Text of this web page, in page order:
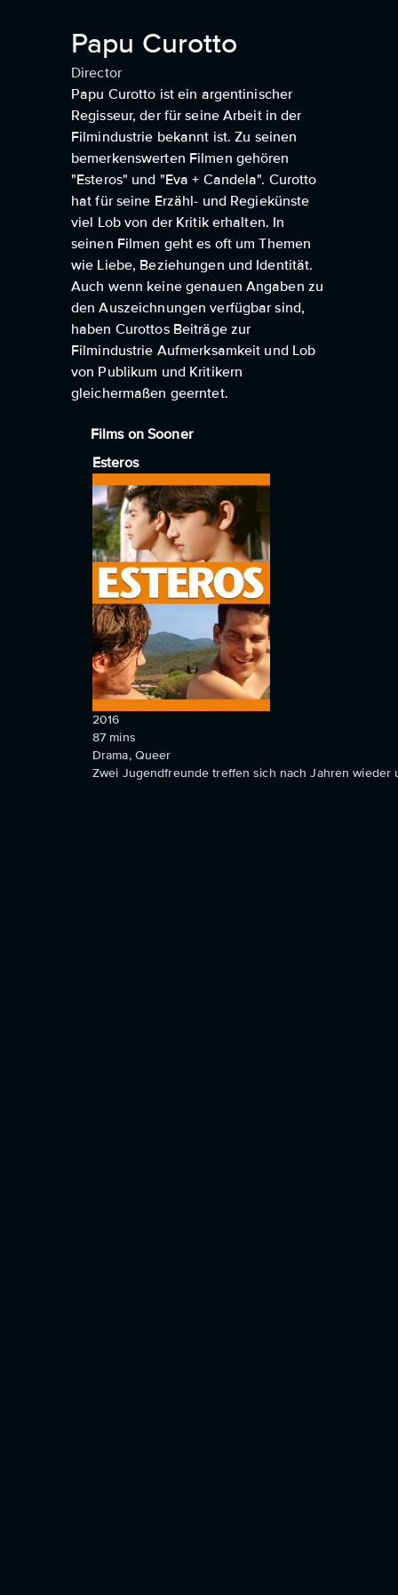
Papu Curotto
Director
Papu Curotto ist ein argentinischer
Regisseur, der für seine Arbeit in der
Filmindustrie bekannt ist. Zu seinen
bemerkenswerten Filmen gehören
"Esteros" und "Eva + Candela". Curotto
hat für seine Erzähl- und Regiekünste
viel Lob von der Kritik erhalten. In
seinen Filmen geht es oft um Themen
wie Liebe, Beziehungen und Identität.
Auch wenn keine genauen Angaben zu
den Auszeichnungen verfügbar sind,
haben Curottos Beiträge zur
Filmindustrie Aufmerksamkeit und Lob
von Publikum und Kritikern
gleichermaßen geerntet.
Films on Sooner
Esteros
2016
87 mins
Drama, Queer
Zwei Jugendfreunde treffen sich nach Jahren